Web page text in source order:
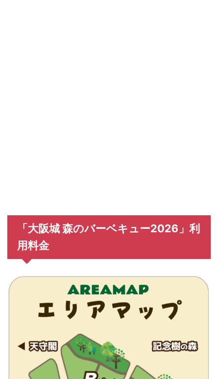
「大阪城 森のバーベキュー2026」利
用料金